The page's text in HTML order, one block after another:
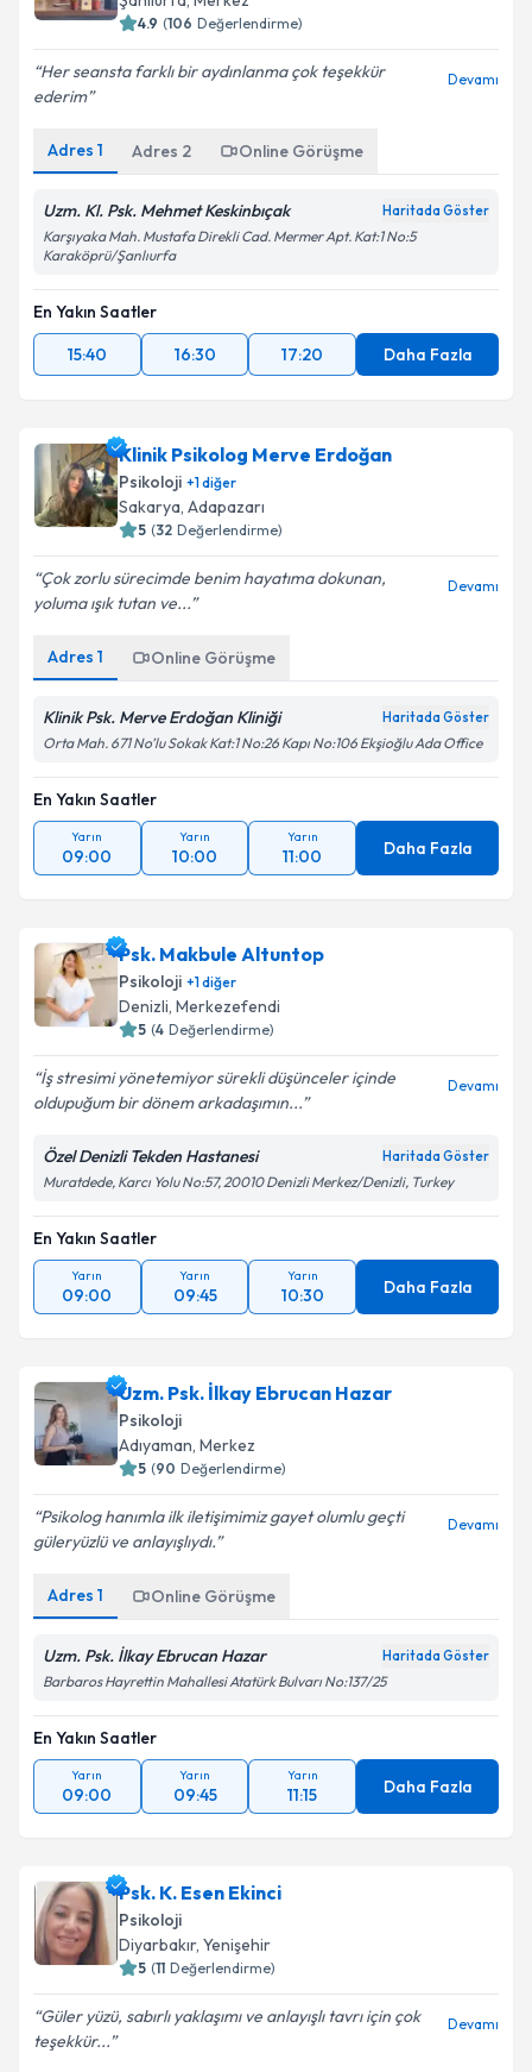
Şanlıurfa,Merkez
( Değerlendirme)
Her seansta farklı bir aydınlanma çok teşekkür
ederim
Adres 1 Adres 2 Online Görüşme
Uzm. Kl. Psk. Mehmet Keskinbıçak
Karşıyaka Mah. Mustafa Direkli Cad. Mermer Apt. Kat:1 No:5
Karaköprü/Şanlıurfa
En Yakın Saatler
15:40
16:30 17:20 Daha Fazla
Klinik Psikolog Merve Erdoğan
Psikoloji diğer
Sakarya,Adapazarı
( Değerlendirme)
Çok zorlu sürecimde benim hayatıma dokunan,
yoluma ışık tutan ve...
Adres 1 Online Görüşme
Klinik Psk. Merve Erdoğan Kliniği
Orta Mah. 671 No’lu Sokak Kat:1 No:26 Kapı No:106 Ekşioğlu Ada Office
En Yakın Saatler
Yarın
09:00
Yarın
10:00
Yarın
11:00 Daha Fazla
Psk. Makbule Altuntop
Psikoloji diğer
Denizli,Merkezefendi
( Değerlendirme)
İş stresimi yönetemiyor sürekli düşünceler içinde
oldupuğum bir dönem arkadaşımın...
Özel Denizli Tekden Hastanesi
Muratdede, Karcı Yolu No:57, 20010 Denizli Merkez/Denizli, Turkey
En Yakın Saatler
Yarın
09:00
Yarın
09:45
Yarın
10:30 Daha Fazla
Uzm. Psk. İlkay Ebrucan Hazar
Psikoloji
Adıyaman, Merkez
( Değerlendirme)
Psikolog hanımla ilk iletişimimiz gayet olumlu geçti
güleryüzlü ve anlayışlıydı.
Adres 1 Online Görüşme
Uzm. Psk. İlkay Ebrucan Hazar
Barbaros Hayrettin Mahallesi Atatürk Bulvarı No:137/25
En Yakın Saatler
Yarın
09:00
Yarın
09:45
Yarın
11:15 Daha Fazla
Psk. K. Esen Ekinci
Psikoloji
Diyarbakır, Yenişehir
( Değerlendirme)
Güler yüzü, sabırlı yaklaşımı ve anlayışlı tavrı için çok
teşekkür...